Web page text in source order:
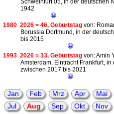
Schweinfurt 05, in der deutschen
1942
😀
1980 2026 = 46. Geburtstag von:
Borussia Dortmund, in der
bis 2015
😀
1993 2026 = 33. Geburtstag von: Amin
Amsterdam, Eintracht Frankfurt,
zwischen 2017 bis 2021
😀
Jan Feb Mrz Apr Mai
Jul
Aug Sep Okt Nov